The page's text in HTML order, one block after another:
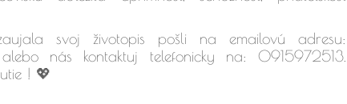
svoj životopis pošli na emailovú adresu:
nás kontaktuj telefonicky na: 0915972513.
! 💖